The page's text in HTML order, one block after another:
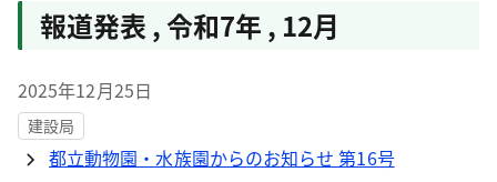
報道発表 ,令和7年 , 12月
2025年12月25日
建設局
都立動物園・水族園からのお知らせ 第16号